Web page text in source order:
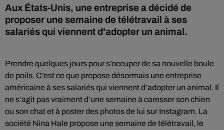
Aux États-Unis, une entreprise a décidé de
proposer une semaine de télétravail à ses
salariés qui viennent d'adopter un animal.
Prendre quelques jours pour s’occuper de sa nouvelle boule
de poils. C’est ce que propose désormais une entreprise
américaine à ses salariés qui viennent d’adopter un animal. Il
ne s’agit pas vraiment d’une semaine à caresser son chien
ou son chat et à poster des photos de lui sur Instagram. La
société Nina Hale propose une semaine de télétravail, le